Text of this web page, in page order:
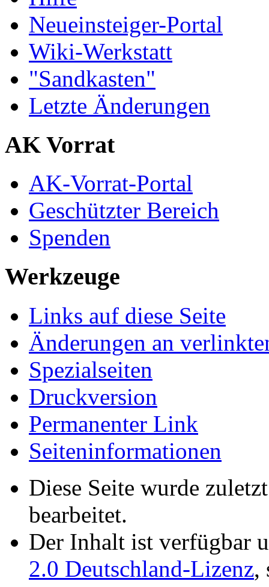
Neueinsteiger-Portal
Wiki-Werkstatt
"Sandkasten"
Letzte Änderungen
AK Vorrat
AK-Vorrat-Portal
Geschützter Bereich
Spenden
Werkzeuge
Links auf diese Seite
Änderungen an
Spezialseiten
Druckversion
Permanenter Link
Seiten­­informationen
Diese Seite wurde
bearbeitet.
Der Inhalt ist verfügbar
2.0 Deutschland-Lizenz,